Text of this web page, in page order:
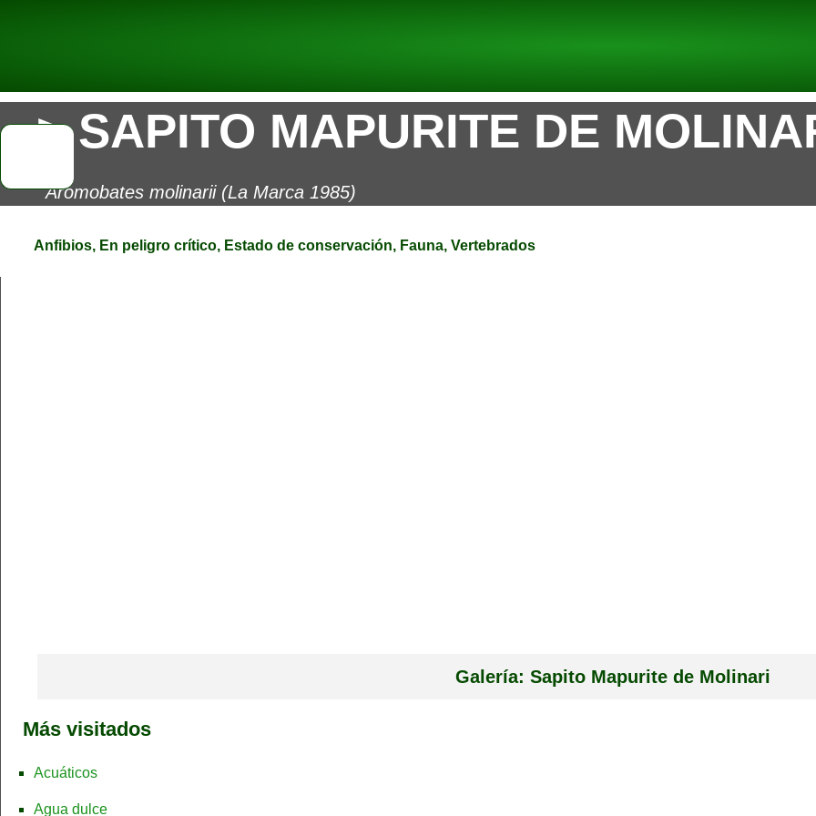
> SAPITO MAPURITE DE
Aromobates molinarii (La Marca 1985)
Anfibios,En peligro crítico,Estado de conservación,Fauna,Vertebrados
Galería: Sapito Mapurite de Molinari
Más visitados
Acuáticos
Agua dulce